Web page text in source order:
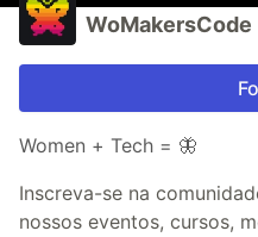
WoMakersCode
Women + Tech = 🦋
Inscreva-se na
nossos eventos, cursos,